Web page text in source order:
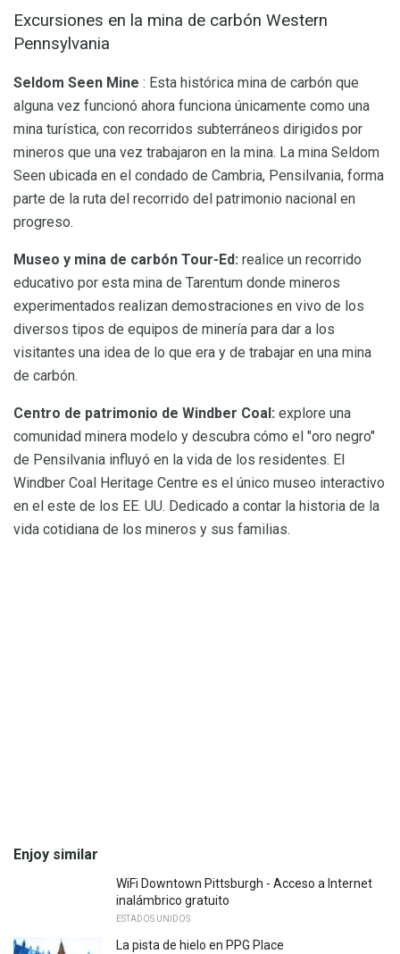
Excursiones en la mina de carbón Western
Pennsylvania
Seldom Seen Mine : Esta histórica mina de carbón que
alguna vez funcionó ahora funciona únicamente como una
mina turística, con recorridos subterráneos dirigidos por
mineros que una vez trabajaron en la mina. La mina Seldom
Seen ubicada en el condado de Cambria, Pensilvania, forma
parte de la ruta del recorrido del patrimonio nacional en
progreso.
Museo y mina de carbón Tour-Ed: realice un recorrido
educativo por esta mina de Tarentum donde mineros
experimentados realizan demostraciones en vivo de los
diversos tipos de equipos de minería para dar a los
visitantes una idea de lo que era y de trabajar en una mina
de carbón.
Centro de patrimonio de Windber Coal: explore una
comunidad minera modelo y descubra cómo el "oro negro"
de Pensilvania influyó en la vida de los residentes. El
Windber Coal Heritage Centre es el único museo interactivo
en el este de los EE. UU. Dedicado a contar la historia de la
vida cotidiana de los mineros y sus familias.
Enjoy similar
WiFi Downtown Pittsburgh - Acceso a Internet
inalámbrico gratuito
ESTADOS UNIDOS
La pista de hielo en PPG Place